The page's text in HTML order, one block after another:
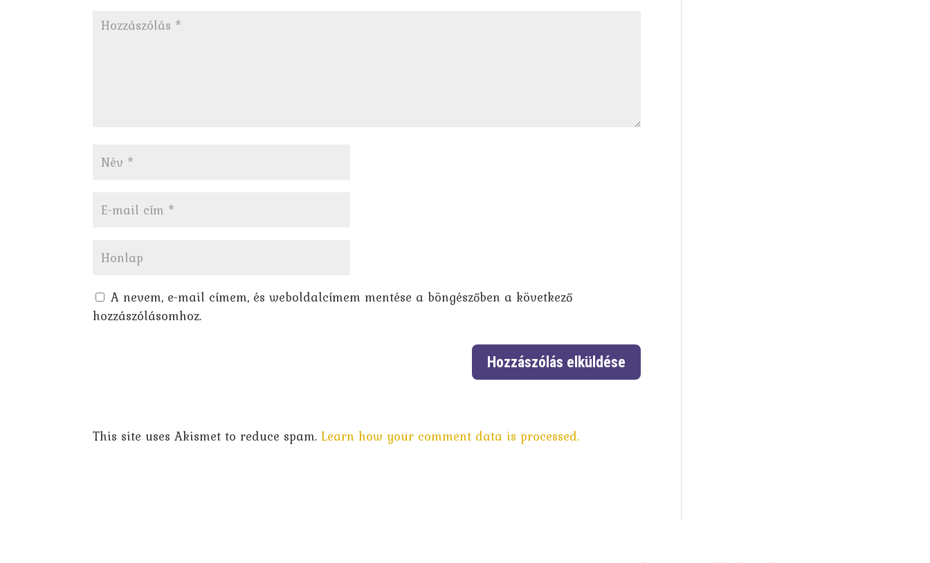
A nevem, e-mail címem, és weboldalcímem mentése a böngészőben a következő
hozzászólásomhoz.
This site uses Akismet to reduce spam.Learn how your comment data is processed.